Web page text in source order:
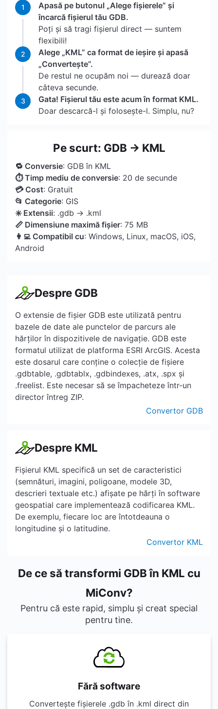
1
Apasă pe butonul „Alege fișierele” și
încarcă fișierul tău GDB.
Poți și să tragi fișierul direct — suntem
flexibili!
2
Alege „KML” ca format de ieșire și apasă
„Convertește”.
De restul ne ocupăm noi — durează doar
câteva secunde.
3
Gata! Fișierul tău este acum în format KML.
Doar descarcă-l și folosește-l. Simplu, nu?
Pe scurt: GDB → KML
🔁 Conversie: GDB în KML
⏱ Timp mediu de conversie: 20 de secunde
💳 Cost: Gratuit
📂 Categorie: GIS
✳️ Extensii: .gdb → .kml
📏 Dimensiune maximă fișier: 75 MB
👩‍💻 Compatibil cu: Windows, Linux, macOS, iOS,
Android
Despre GDB
O extensie de fișier GDB este utilizată pentru
bazele de date ale punctelor de parcurs ale
hărților în dispozitivele de navigație. GDB este
formatul utilizat de platforma ESRI ArcGIS. Acesta
este dosarul care conține o colecție de fișiere
.gdbtable, .gdbtablx, .gdbindexes, .atx, .spx și
.freelist. Este necesar să se împacheteze într-un
director întreg ZIP.
Convertor GDB
Despre KML
Fișierul KML specifică un set de caracteristici
(semnături, imagini, poligoane, modele 3D,
descrieri textuale etc.) afișate pe hărți în software
geospatial care implementează codificarea KML.
De exemplu, fiecare loc are întotdeauna o
longitudine și o latitudine.
Convertor KML
De ce să transformi GDB în KML cu
MiConv?
Pentru că este rapid, simplu și creat special
pentru tine.
Fără software
Convertește fișierele .gdb în .kml direct din